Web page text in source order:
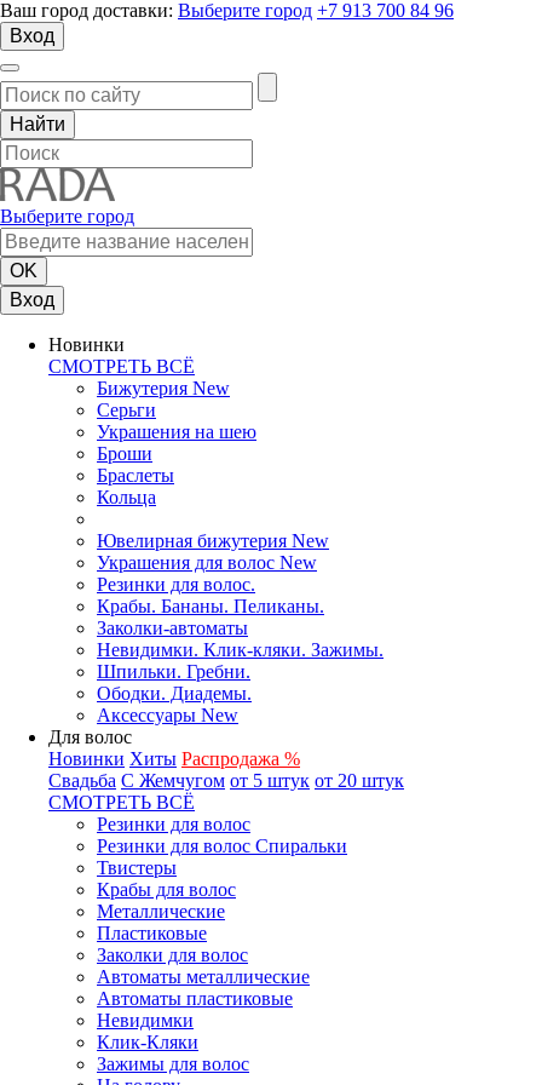
Ваш город доставки: Выберите город +7 913 700 84 96
Вход
Выберите город
Вход
Новинки
СМОТРЕТЬ ВСЁ
Бижутерия New
Серьги
Украшения на шею
Броши
Браслеты
Кольца
Ювелирная бижутерия New
Украшения для волос New
Резинки для волос.
Крабы. Бананы. Пеликаны.
Заколки-автоматы
Невидимки. Клик-кляки. Зажимы.
Шпильки. Гребни.
Ободки. Диадемы.
Аксессуары New
Для волос
Новинки Хиты Распродажа %
Свадьба С Жемчугом от 5 штук от 20 штук
СМОТРЕТЬ ВСЁ
Резинки для волос
Резинки для волос Спиральки
Твистеры
Крабы для волос
Металлические
Пластиковые
Заколки для волос
Автоматы металлические
Автоматы пластиковые
Невидимки
Клик-Кляки
Зажимы для волос